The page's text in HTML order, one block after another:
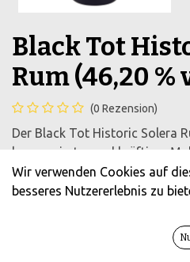
Black Tot
Rum (46,20 %
(0 Rezension)
Der Black Tot Historic Solera
komponierter und kräftiger
einem Solera-Verfahren
Erbe des British Navy Rums
zzgl.
Wir verwenden Cookies auf
besseres Nutzererlebnis zu